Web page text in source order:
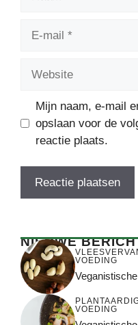
Mijn naam, e-mail
opslaan voor de
reactie plaats.
NIEUWE
VOEDING
VOEDING